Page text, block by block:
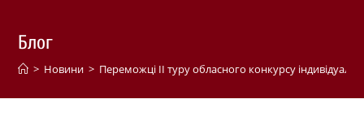
Блог
> Новини > Переможці ІІ туру обласного конкурсу